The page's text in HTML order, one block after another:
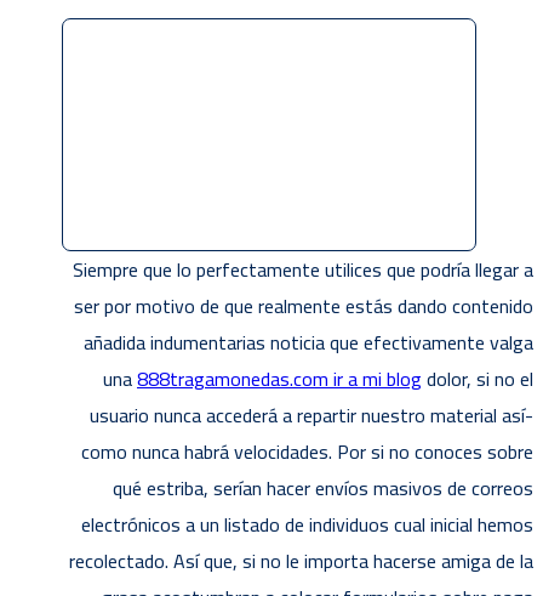
Siempre que lo perfectamente utilices que podrí­a llegar a
ser por motivo de que realmente estás dando contenido
añadida indumentarias noticia que efectivamente valga
una888tragamonedas.com ir a mi blogdolor, si no el
usuario nunca accederá a repartir nuestro material así­
como nunca habrá velocidades. Por si no conoces sobre
qué estriba, serían hacer envíos masivos de correos
electrónicos a un listado de individuos cual inicial hemos
recolectado. Así que, si no le importa hacerse amiga de la